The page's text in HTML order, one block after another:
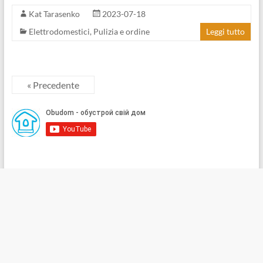
Kat Tarasenko
2023-07-18
Elettrodomestici, Pulizia e ordine Leggi tutto
« Precedente